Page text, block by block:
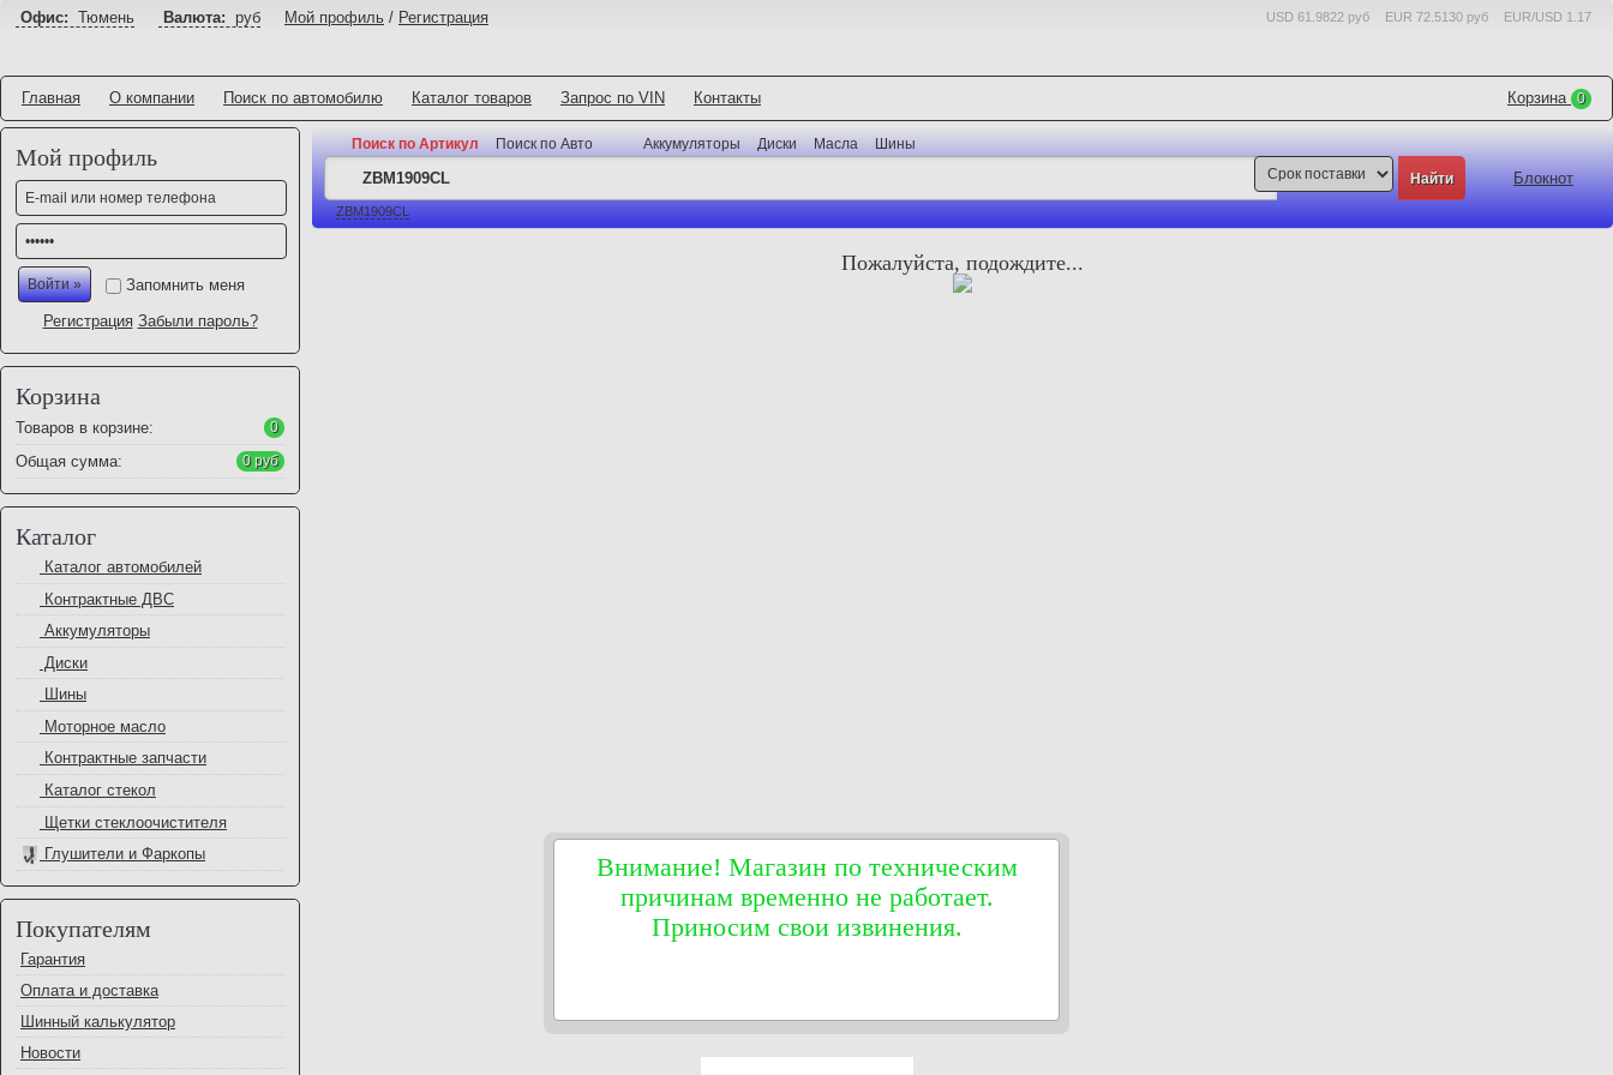
Внимание! Магазин по техническим
причинам временно не работает.
Приносим свои извинения.
Офис: Тюмень Валюта: руб Мой профиль / Регистрация USD 61.9822 руб EUR 72.5130 руб EUR/USD 1.17
Главная О компании Поиск по автомобилю Каталог товаров Запрос по VIN Контакты Корзина 0
Мой профиль
Запомнить меня
Регистрация Забыли пароль?
Корзина
Товаров в корзине: 0
Общая сумма: 0 руб
Каталог
Каталог автомобилей
Контрактные ДВС
Аккумуляторы
Диски
Шины
Моторное масло
Контрактные запчасти
Каталог стекол
Щетки стеклоочистителя
Глушители и Фаркопы
Покупателям
Гарантия
Оплата и доставка
Шинный калькулятор
Новости
Поиск по Артикул Поиск по Авто Аккумуляторы Диски Масла Шины
Блокнот
ZBM1909CL
Пожалуйста, подождите...